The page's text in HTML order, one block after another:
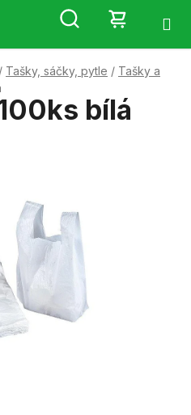
Hledat
KOŠÍK
/ Tašky, sáčky, pytle / Tašky a
bílá